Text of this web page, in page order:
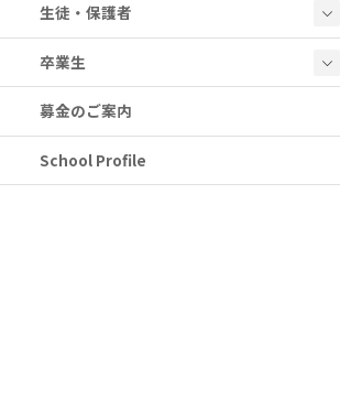
生徒・保護者
卒業生
募金のご案内
School Profile